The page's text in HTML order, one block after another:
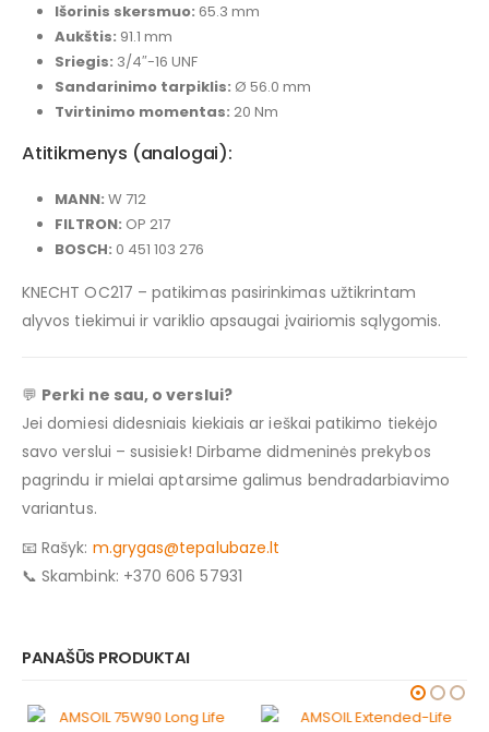
Išorinis skersmuo: 65.3 mm
Aukštis: 91.1 mm
Sriegis: 3/4″-16 UNF
Sandarinimo tarpiklis: Ø 56.0 mm
Tvirtinimo momentas: 20 Nm
Atitikmenys (analogai):
MANN: W 712
FILTRON: OP 217
BOSCH: 0 451 103 276
KNECHT OC217 – patikimas pasirinkimas užtikrintam
alyvos tiekimui ir variklio apsaugai įvairiomis sąlygomis.
💬 Perki ne sau, o verslui?
Jei domiesi didesniais kiekiais ar ieškai patikimo tiekėjo
savo verslui – susisiek! Dirbame didmeninės prekybos
pagrindu ir mielai aptarsime galimus bendradarbiavimo
variantus.
📧 Rašyk: m.grygas@tepalubaze.lt
📞 Skambink: +370 606 57931
PANAŠŪS PRODUKTAI